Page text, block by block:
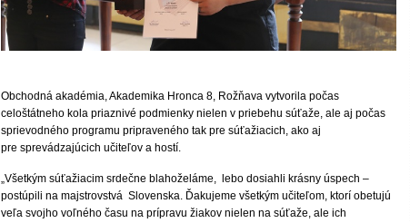
Obchodná akadémia, Akademika Hronca 8, Rožňava vytvorila počas
celoštátneho kola priaznivé podmienky nielen v priebehu súťaže, ale aj počas
sprievodného programu pripraveného tak pre súťažiacich, ako aj
pre sprevádzajúcich učiteľov a hostí.
„Všetkým súťažiacim srdečne blahoželáme, lebo dosiahli krásny úspech –
postúpili na majstrovstvá Slovenska. Ďakujeme všetkým učiteľom, ktorí obetujú
veľa svojho voľného času na prípravu žiakov nielen na súťaže, ale ich